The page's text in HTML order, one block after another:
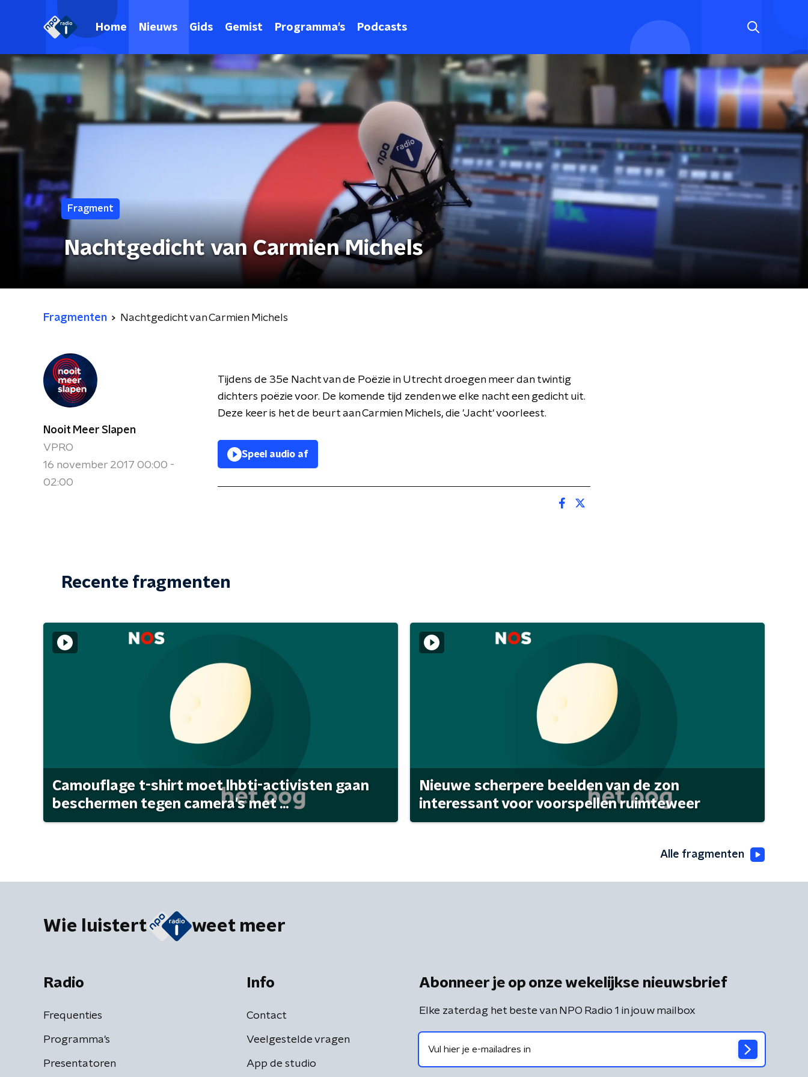
Home Nieuws Gids Gemist Programma's Podcasts
Fragment
Nachtgedicht van Carmien Michels
Fragmenten Nachtgedicht van Carmien Michels
Nooit Meer Slapen
VPRO
16 november 2017 00:00 -
02:00
Tijdens de 35e Nacht van de Poëzie in Utrecht droegen meer dan twintig
dichters poëzie voor. De komende tijd zenden we elke nacht een gedicht uit.
Deze keer is het de beurt aan Carmien Michels, die 'Jacht' voorleest.
Speel audio af
Recente fragmenten
Camouflage t-shirt moet lhbti-activisten gaan
beschermen tegen camera's met ...
Nieuwe scherpere beelden van de zon
interessant voor voorspellen ruimteweer
Alle fragmenten
Wie luistert weet meer
Radio
Frequenties
Programma's
Presentatoren
Info
Contact
Veelgestelde vragen
App de studio
Abonneer je op onze wekelijkse nieuwsbrief
Elke zaterdag het beste van NPO Radio 1 in jouw mailbox